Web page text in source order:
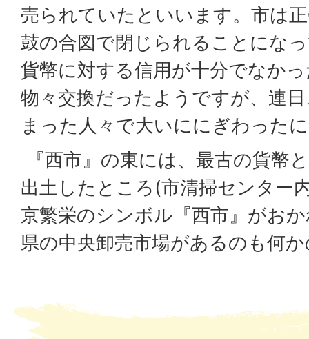
売られていたといいます。市は
鼓の合図で閉じられることにな
貨幣に対する信用が十分でなか
物々交換だったようですが、連
まった人々で大いににぎわった
『西市』の東には、最古の貨幣
出土したところ(市清掃センター
京繁栄のシンボル『西市』がお
県の中央卸売市場があるのも何